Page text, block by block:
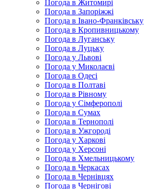
Погода в Житомирі
Погода в Запоріжжі
Погода в Івано-Франківську
Погода в Кропивницькому
Погода в Луганську
Погода в Луцьку
Погода у Львові
Погода у Миколаєві
Погода в Одесі
Погода в Полтаві
Погода в Рівному
Погода у Сімферополі
Погода в Сумах
Погода в Тернополі
Погода в Ужгороді
Погода у Харкові
Погода у Херсоні
Погода в Хмельницькому
Погода в Черкасах
Погода в Чернівцях
Погода в Чернігові